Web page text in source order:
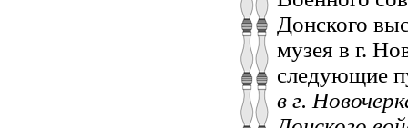
Донского
музея в г.
следующие
в г.